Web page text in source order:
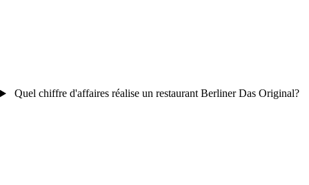
Quel chiffre d'affaires réalise un restaurant Berliner Das Original?